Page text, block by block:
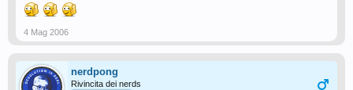
4 Mag 2006
nerdpong
Rivincita dei nerds